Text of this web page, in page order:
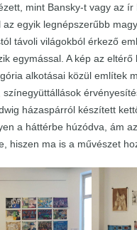
mint Bansky-t vagy az
az egyik legnépszerűbb
távoli világokból érkező
egymással. A kép az
alkotásai közül említek
házaspárról készített
a háttérbe húzódva, ám
hiszen ma is a művészet